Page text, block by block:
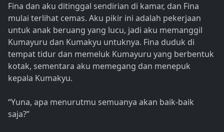
Fina dan aku ditinggal sendirian di kamar, dan Fina
mulai terlihat cemas. Aku pikir ini adalah pekerjaan
untuk anak beruang yang lucu, jadi aku memanggil
Kumayuru dan Kumakyu untuknya. Fina duduk di
tempat tidur dan memeluk Kumayuru yang berbentuk
kotak, sementara aku memegang dan menepuk
kepala Kumakyu.
“Yuna, apa menurutmu semuanya akan baik-baik
saja?”